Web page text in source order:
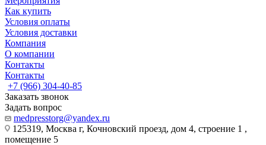
Как купить
Условия оплаты
Условия доставки
Компания
О компании
Контакты
Контакты
+7 (966) 304-40-85
Заказать звонок
Задать вопрос
medpresstorg@yandex.ru
125319, Москва г, Кочновский проезд, дом 4, строение 1 ,
помещение 5